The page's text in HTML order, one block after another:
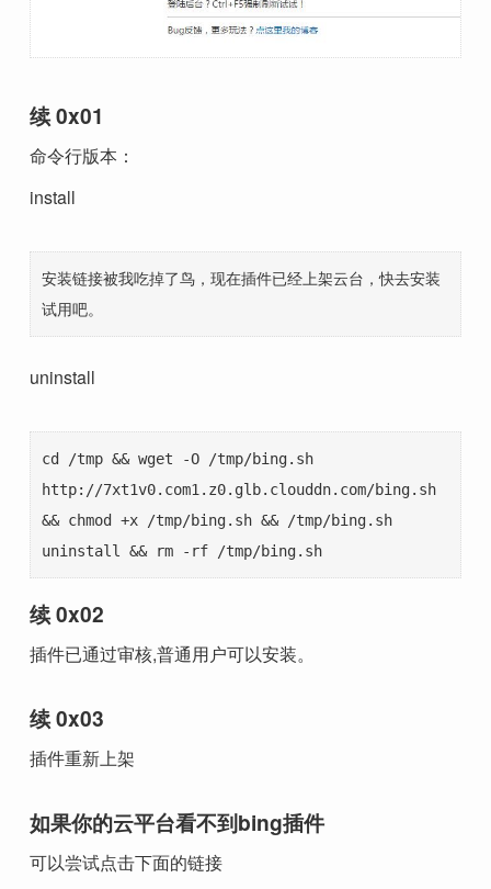
续 0x01
命令行版本：
install
安装链接被我吃掉了鸟，现在插件已经上架云台，快去安装
试用吧。
uninstall
cd /tmp && wget -O /tmp/bing.sh
http://7xt1v0.com1.z0.glb.clouddn.com/bing.sh
&& chmod +x /tmp/bing.sh && /tmp/bing.sh
uninstall && rm -rf /tmp/bing.sh
续 0x02
插件已通过审核,普通用户可以安装。
续 0x03
插件重新上架
如果你的云平台看不到bing插件
可以尝试点击下面的链接